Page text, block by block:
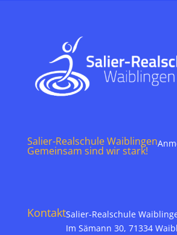
Salier-Realschule Waiblingen
Gemeinsam sind wir stark!
KontaktSalier-Realschule
Im Sämann 30, 71334